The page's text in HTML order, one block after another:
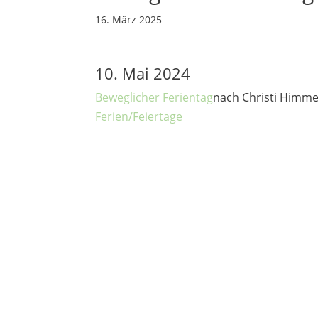
16. März 2025
10. Mai 2024
Beweglicher Ferientagnach Christi
Ferien/Feiertage